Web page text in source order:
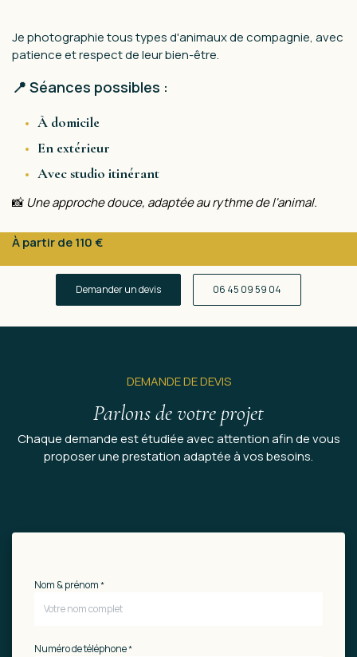
Je photographie tous types d'animaux de compagnie, avec
patience et respect de leur bien-être.
📍 Séances possibles :
À domicile
En extérieur
Avec studio itinérant
📸 Une approche douce, adaptée au rythme de l'animal.
À partir de 110 €
Demander un devis 06 45 09 59 04
DEMANDE DE DEVIS
Parlons de votre projet
Chaque demande est étudiée avec attention afin de vous
proposer une prestation adaptée à vos besoins.
Nom & prénom *
Numéro de téléphone*